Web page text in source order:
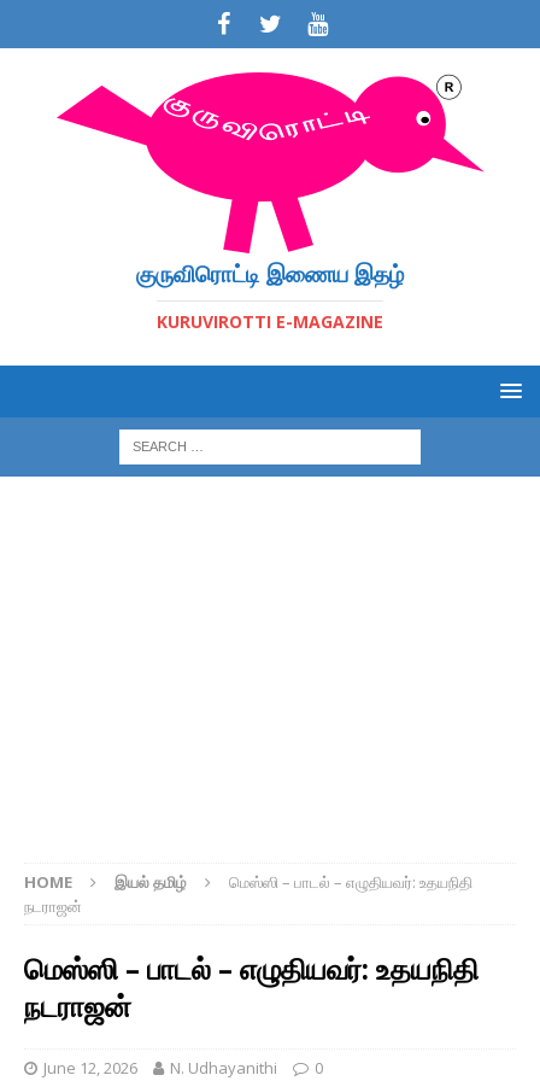
குருவிரொட்டி இணைய இதழ்
KURUVIROTTI E-MAGAZINE
HOME இயல் தமிழ்
மெஸ்ஸி – பாடல் – எழுதியவர்: உதயநிதி
நடராஜன்
மெஸ்ஸி – பாடல் – எழுதியவர்: உதயநிதி
நடராஜன்
June 12, 2026 N. Udhayanithi 0